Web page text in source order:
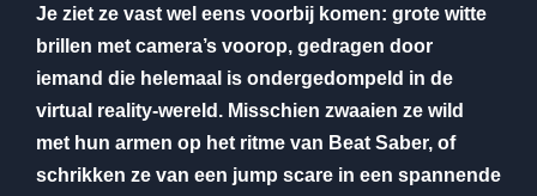
Je ziet ze vast wel eens voorbij komen: grote witte
brillen met camera’s voorop, gedragen door
iemand die helemaal is ondergedompeld in de
virtual reality-wereld. Misschien zwaaien ze wild
met hun armen op het ritme van Beat Saber, of
schrikken ze van een jump scare in een spannende